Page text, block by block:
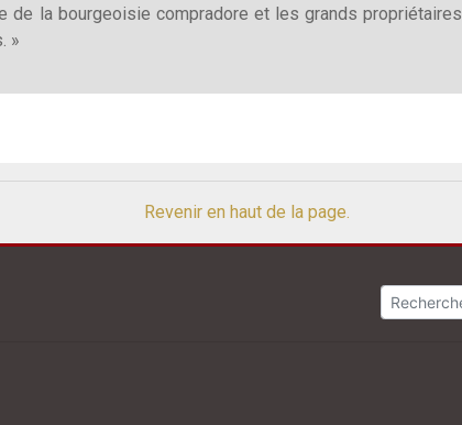
de la bourgeoisie compradore et les grands
»
Revenir en haut de la page.